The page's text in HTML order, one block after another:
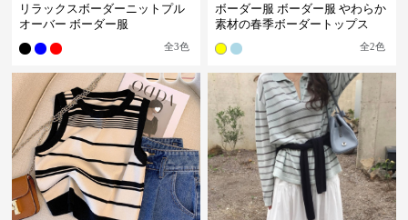
リラックスボーダーニットプル
オーバー ボーダー服
全3色
ボーダー服 ボーダー服 やわらか
素材の春季ボーダートップス
全2色